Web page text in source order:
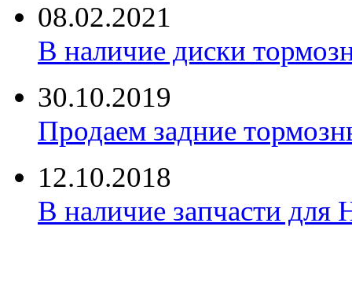
08.02.2021
В наличие диски
30.10.2019
Продаем задние
12.10.2018
В наличие запчасти для